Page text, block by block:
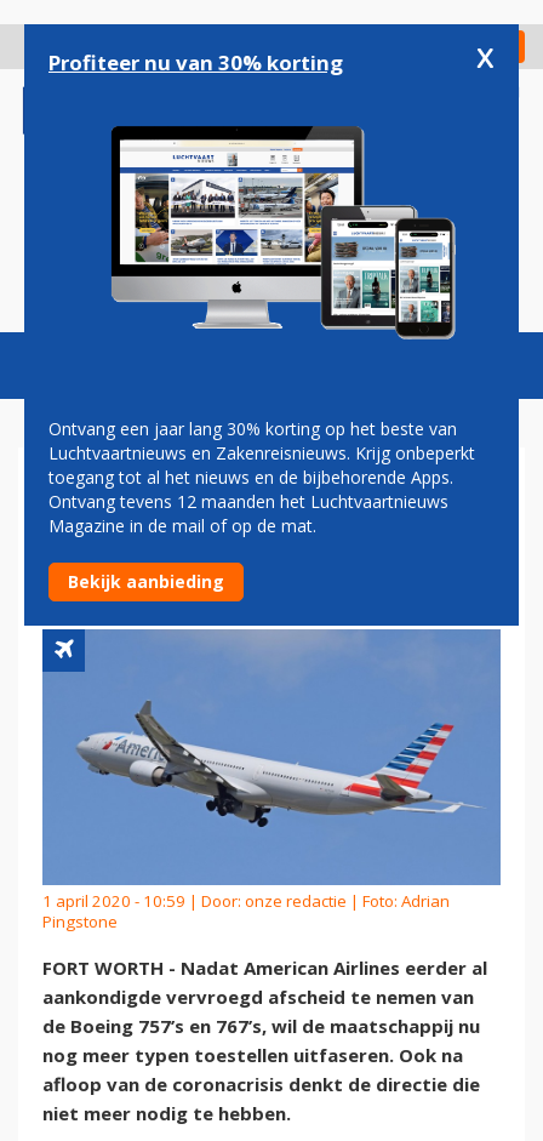
gaan
Check in
Magazine Podcasts Vacatures
AMERICAN AIRLINES WIL NOG
MEER VLIEGTUIGEN
VERVROEGD UITFASEREN
1 april 2020 - 10:59 | Door: onze redactie | Foto: Adrian
Pingstone
FORT WORTH - Nadat American Airlines eerder al
aankondigde vervroegd afscheid te nemen van
de Boeing 757’s en 767’s, wil de maatschappij nu
nog meer typen toestellen uitfaseren. Ook na
afloop van de coronacrisis denkt de directie die
niet meer nodig te hebben.
Profiteer nu van 30% korting x
Ontvang een jaar lang 30% korting op het beste van
Luchtvaartnieuws en Zakenreisnieuws. Krijg onbeperkt
toegang tot al het nieuws en de bijbehorende Apps.
Ontvang tevens 12 maanden het Luchtvaartnieuws
Magazine in de mail of op de mat.
Bekijk aanbieding